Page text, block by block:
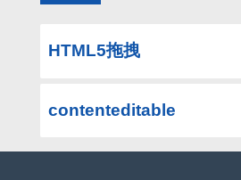
HTML5拖拽
contenteditable